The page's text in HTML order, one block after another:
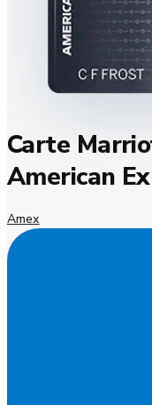
Carte
American
Amex